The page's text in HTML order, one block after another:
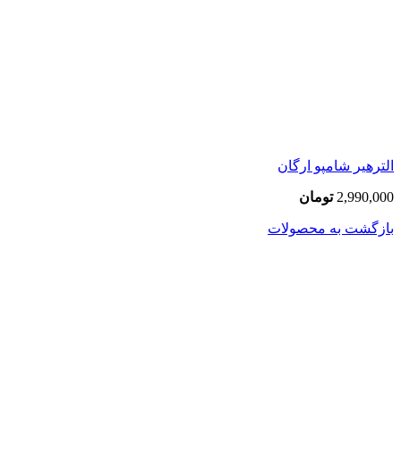
الترهیر شامپو ارگان
2,990,000 تومان
بازگشت به محصولات